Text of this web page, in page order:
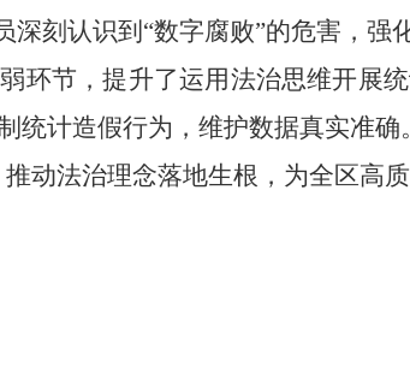
深刻认识到“数字腐败”的危害，强
环节 ，提升了运用法治思维开展
统计造假行为，维护数据真实准
动法治理念落地生根，为全区高